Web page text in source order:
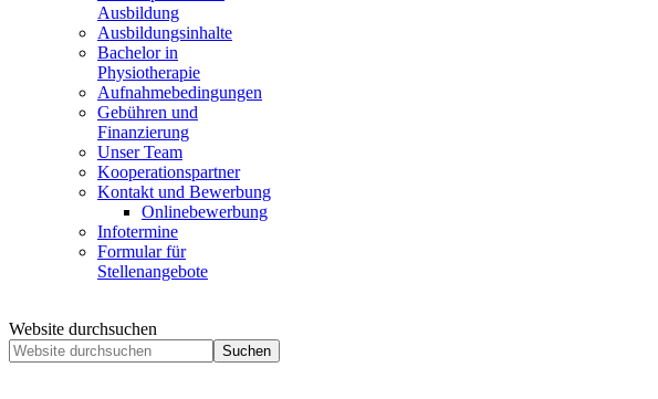
Ausbildung
Ausbildungsinhalte
Bachelor in
Physiotherapie
Aufnahmebedingungen
Gebühren und
Finanzierung
Unser Team
Kooperationspartner
Kontakt und Bewerbung
Onlinebewerbung
Infotermine
Formular für
Stellenangebote
Website durchsuchen
Suchen